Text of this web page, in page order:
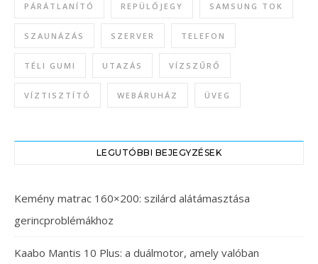
PÁRÁTLANÍTÓ REPÜLŐJEGY SAMSUNG TOK
SZAUNÁZÁS SZERVER TELEFON
TÉLI GUMI UTAZÁS VÍZSZŰRŐ
VÍZTISZTÍTÓ WEBÁRUHÁZ ÜVEG
LEGUTÓBBI BEJEGYZÉSEK
Kemény matrac 160×200: szilárd alátámasztása
gerincproblémákhoz
Kaabo Mantis 10 Plus: a duálmotor, amely valóban